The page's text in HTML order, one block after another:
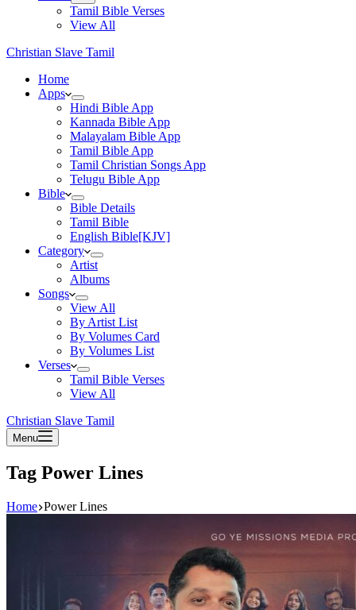
Tamil Bible Verses
View All
Christian Slave Tamil
Home
Apps
Hindi Bible App
Kannada Bible App
Malayalam Bible App
Tamil Bible App
Tamil Christian Songs App
Telugu Bible App
Bible
Bible Details
Tamil Bible
English Bible[KJV]
Category
Artist
Albums
Songs
View All
By Artist List
By Volumes Card
By Volumes List
Verses
Tamil Bible Verses
View All
Christian Slave Tamil
Menu
Tag Power Lines
Home Power Lines